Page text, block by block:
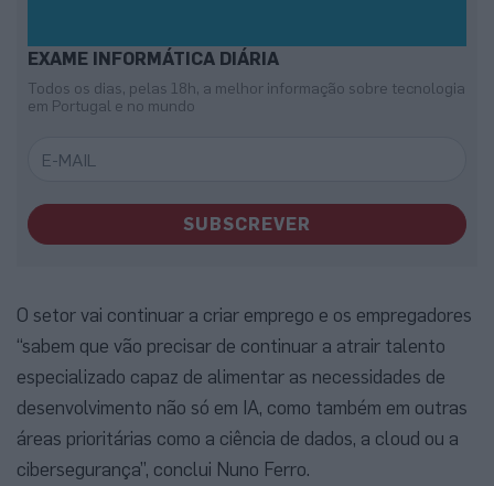
EXAME INFORMÁTICA DIÁRIA
Todos os dias, pelas 18h, a melhor informação sobre tecnologia
em Portugal e no mundo
SUBSCREVER
O setor vai continuar a criar emprego e os empregadores
“sabem que vão precisar de continuar a atrair talento
especializado capaz de alimentar as necessidades de
desenvolvimento não só em IA, como também em outras
áreas prioritárias como a ciência de dados, a cloud ou a
cibersegurança”, conclui Nuno Ferro.